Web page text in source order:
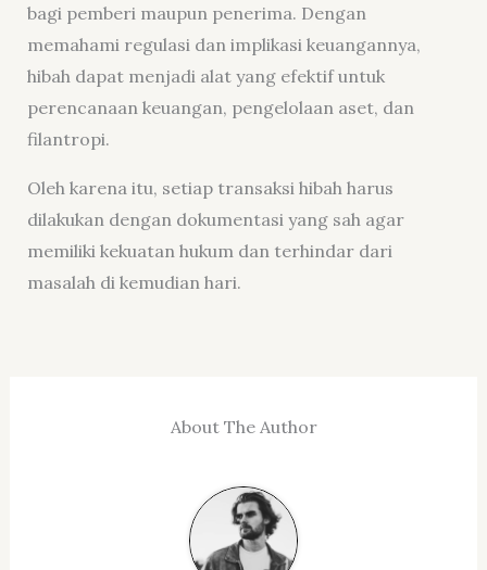
bagi pemberi maupun penerima. Dengan
memahami regulasi dan implikasi keuangannya,
hibah dapat menjadi alat yang efektif untuk
perencanaan keuangan, pengelolaan aset, dan
filantropi.
Oleh karena itu, setiap transaksi hibah harus
dilakukan dengan dokumentasi yang sah agar
memiliki kekuatan hukum dan terhindar dari
masalah di kemudian hari.
About The Author